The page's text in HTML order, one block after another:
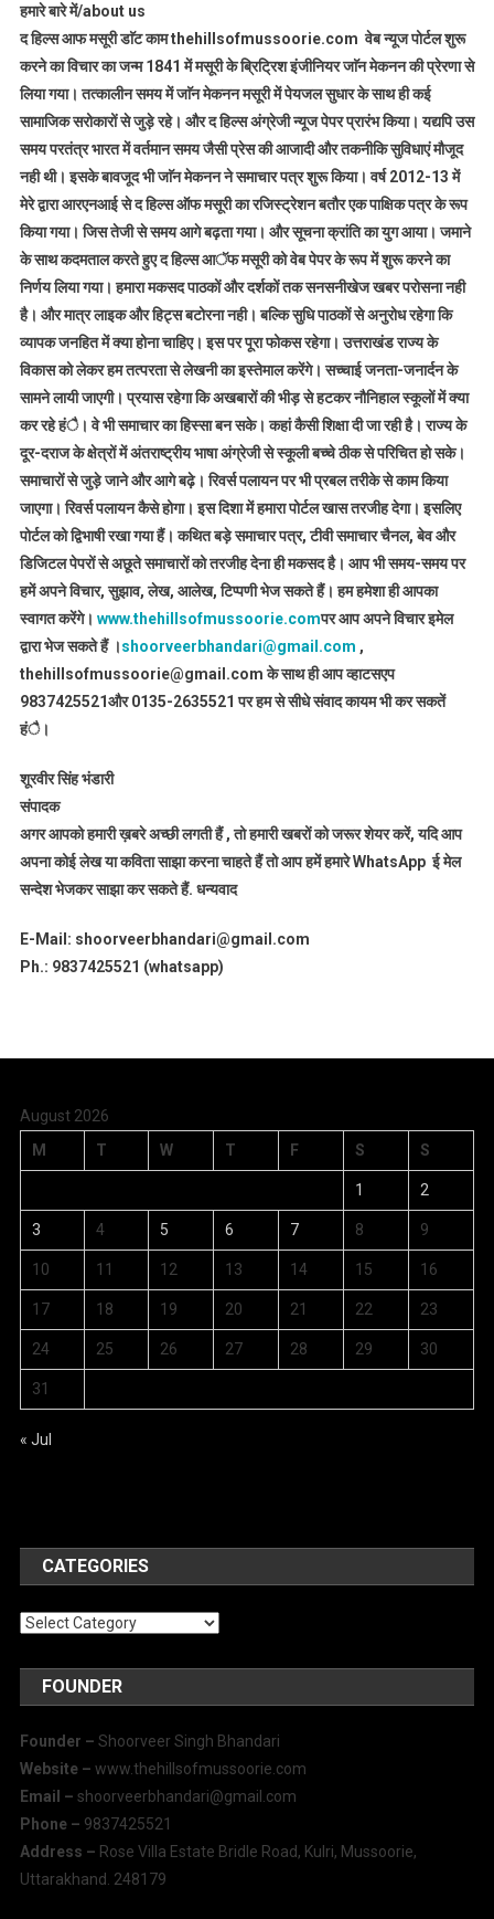
हमारे बारे में/about us
द हिल्स आफ मसूरी डाॅट काम thehillsofmussoorie.com वेब न्यूज पोर्टल शुरू
करने का विचार का जन्म 1841 में मसूरी के ब्रिट्रिश इंजीनियर जाॅन मेकनन की प्रेरणा से
लिया गया। तत्कालीन समय में जाॅन मेकनन मसूरी में पेयजल सुधार के साथ ही कई
सामाजिक सरोकारों से जुड़े रहे। और द हिल्स अंग्रेजी न्यूज पेपर प्रारंभ किया। यद्यपि उस
समय परतंत्र भारत में वर्तमान समय जैसी प्रेस की आजादी और तकनीकि सुविधाएं मौजूद
नही थी। इसके बावजूद भी जाॅन मेकनन ने समाचार पत्र शुरू किया। वर्ष 2012-13 में
मेरे द्वारा आरएनआई से द हिल्स ऑफ मसूरी का रजिस्ट्रेशन बतौर एक पाक्षिक पत्र के रूप
किया गया। जिस तेजी से समय आगे बढ़ता गया। और सूचना क्रांति का युग आया। जमाने
के साथ कदमताल करते हुए द हिल्स आॅफ मसूरी को वेब पेपर के रूप में शुरू करने का
निर्णय लिया गया। हमारा मकसद पाठकों और दर्शकों तक सनसनीखेज खबर परोसना नही
है। और मात्र लाइक और हिट्स बटोरना नही। बल्कि सुधि पाठकों से अनुरोध रहेगा कि
व्यापक जनहित में क्या होना चाहिए। इस पर पूरा फोकस रहेगा। उत्तराखंड राज्य के
विकास को लेकर हम तत्परता से लेखनी का इस्तेमाल करेंगे। सच्चाई जनता-जनार्दन के
सामने लायी जाएगी। प्रयास रहेगा कि अखबारों की भीड़ से हटकर नौनिहाल स्कूलों में क्या
कर रहे हंै। वे भी समाचार का हिस्सा बन सके। कहां कैसी शिक्षा दी जा रही है। राज्य के
दूर-दराज के क्षेत्रों में अंतराष्ट्रीय भाषा अंग्रेजी से स्कूली बच्चे ठीक से परिचित हो सके।
समाचारों से जुड़े जाने और आगे बढ़े। रिवर्स पलायन पर भी प्रबल तरीके से काम किया
जाएगा। रिवर्स पलायन कैसे होगा। इस दिशा में हमारा पोर्टल खास तरजीह देगा। इसलिए
पोर्टल को द्विभाषी रखा गया हैं। कथित बड़े समाचार पत्र, टीवी समाचार चैनल, बेव और
डिजिटल पेपरों से अछूते समाचारों को तरजीह देना ही मकसद है। आप भी समय-समय पर
हमें अपने विचार, सुझाव, लेख, आलेख, टिप्पणी भेज सकते हैं। हम हमेशा ही आपका
स्वागत करेंगे। www.thehillsofmussoorie.comपर आप अपने विचार इमेल
द्वारा भेज सकते हैं ।shoorveerbhandari@gmail.com ,
thehillsofmussoorie@gmail.com के साथ ही आप व्हाटसएप
9837425521और 0135-2635521 पर हम से सीधे संवाद कायम भी कर सकतें
हंै।
शूरवीर सिंह भंडारी
संपादक
अगर आपको हमारी ख़बरे अच्छी लगती हैं , तो हमारी खबरों को जरूर शेयर करें, यदि आप
अपना कोई लेख या कविता साझा करना चाहते हैं तो आप हमें हमारे WhatsApp ई मेल
सन्देश भेजकर साझा कर सकते हैं. धन्यवाद
E-Mail: shoorveerbhandari@gmail.com
Ph.: 9837425521 (whatsapp)
August 2026
M
T W T F S S
1 2
3 4 5 6 7 8 9
10 11 12 13 14 15 16
17 18 19 20 21 22 23
24 25 26 27 28 29 30
31
« Jul
CATEGORIES
Categories
FOUNDER
Founder – Shoorveer Singh Bhandari
Website – www.thehillsofmussoorie.com
Email – shoorveerbhandari@gmail.com
Phone – 9837425521
Address – Rose Villa Estate Bridle Road, Kulri, Mussoorie,
Uttarakhand. 248179